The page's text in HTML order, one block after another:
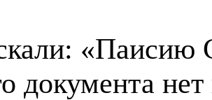
«Паисию
документа